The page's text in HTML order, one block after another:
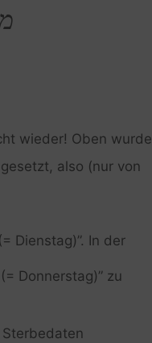
wieder! Oben wurde
also (nur von
Dienstag)”. In der
Donnerstag)” zu